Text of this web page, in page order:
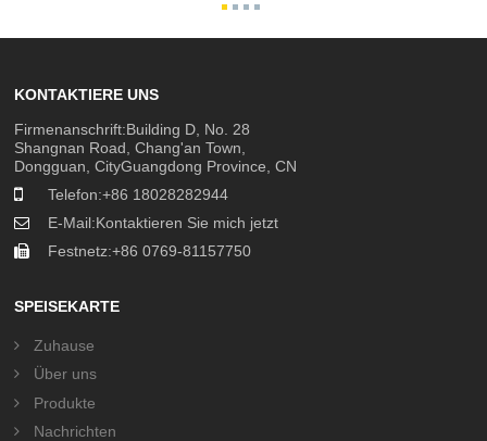
KONTAKTIERE UNS
Firmenanschrift:Building D, No. 28
Shangnan Road, Chang'an Town,
Dongguan, CityGuangdong Province, CN
Telefon:+86 18028282944
E-Mail:Kontaktieren Sie mich jetzt
Festnetz:+86 0769-81157750
SPEISEKARTE
Zuhause
Über uns
Produkte
Nachrichten